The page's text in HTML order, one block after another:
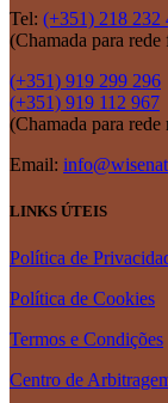
Tel: (+351) 218 232
(Chamada para
(+351) 919 299 296
(+351) 919 112 967
(Chamada para
Email:
LINKS ÚTEIS
Política de
Política de Cookies
Termos e Condições
Centro de